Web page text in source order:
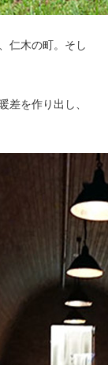
仁木の町。そし
を作り出し、